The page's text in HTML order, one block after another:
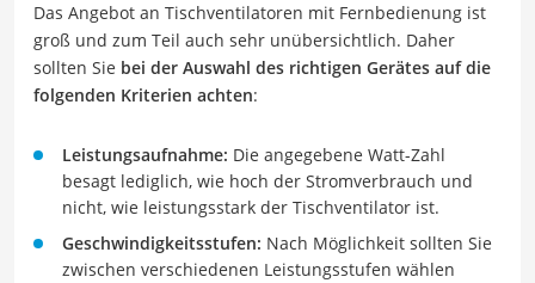
Das Angebot an Tischventilatoren mit Fernbedienung ist
groß und zum Teil auch sehr unübersichtlich. Daher
sollten Sie bei der Auswahl des richtigen Gerätes auf die
folgenden Kriterien achten:
Leistungsaufnahme: Die angegebene Watt-Zahl
besagt lediglich, wie hoch der Stromverbrauch und
nicht, wie leistungsstark der Tischventilator ist.
Geschwindigkeitsstufen: Nach Möglichkeit sollten Sie
zwischen verschiedenen Leistungsstufen wählen